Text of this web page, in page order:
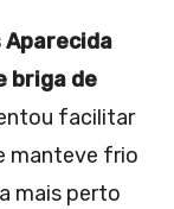
Aparecida
briga de
facilitar
manteve frio
mais perto